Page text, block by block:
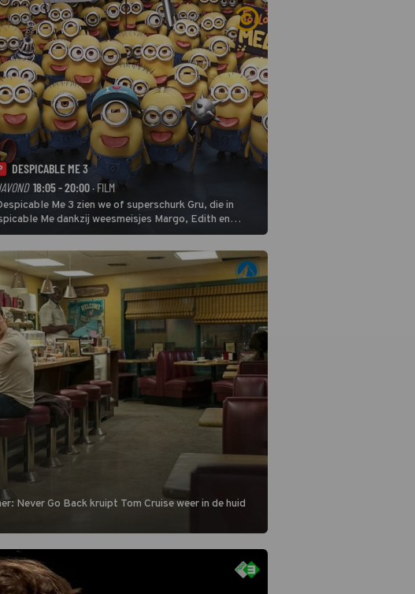
DESPICABLE ME 3
18:05 - 20:00 · FILM
Me 3 zien we of superschurk Gru, die in
Me dankzij weesmeisjes Margo, Edith en
de overstap naar het rechte pad maakte, ook op
pad weet te blijven.
Never Go Back kruipt Tom Cruise weer in de huid